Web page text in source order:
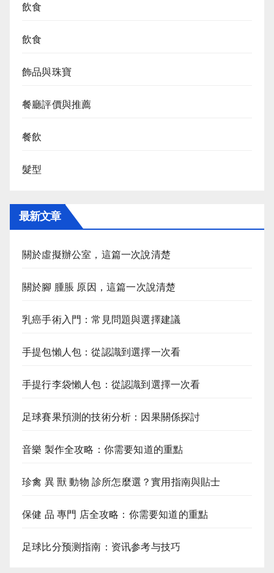
飲食
飲食
飾品與珠寶
餐廳評價與推薦
餐飲
髮型
最新文章
關於虛擬辦公室，這篇一次說清楚
關於腳 腫脹 原因，這篇一次說清楚
乳癌手術入門：常見問題與選擇建議
手提包懶人包：從認識到選擇一次看
手提行李袋懶人包：從認識到選擇一次看
足球賽果預測的技術分析：因果關係探討
音樂 製作全攻略：你需要知道的重點
珍禽 異 獸 動物 診所怎麼選？實用指南與貼士
保健 品 專門 店全攻略：你需要知道的重點
足球比分预测指南：资讯参考与技巧